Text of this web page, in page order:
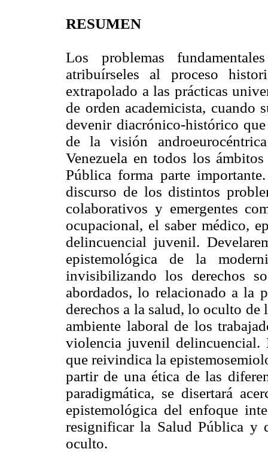
RESUMEN
Los problemas
atribuírseles al proceso
extrapolado a las prácticas
de orden academicista, cuando
devenir diacrónico-histórico
de la visión
Venezuela en todos los
Pública forma parte
discurso de los distintos
colaborativos y emergentes
ocupacional, el saber médico,
delincuencial juvenil.
epistemológica de la
invisibilizando los derechos
abordados, lo relacionado a la
derechos a la salud, lo oculto
ambiente laboral de los
violencia juvenil delincuencial.
que reivindica la
partir de una ética de las
paradigmática, se disertará
epistemológica del enfoque
resignificar la Salud Pública y
oculto.